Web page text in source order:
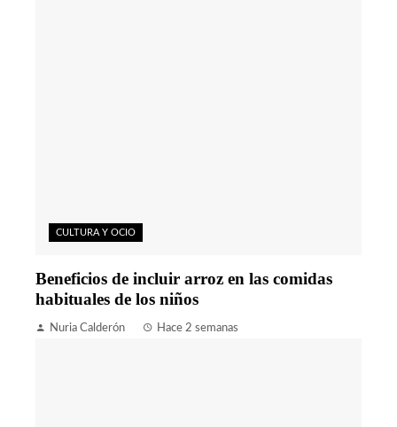
CULTURA Y OCIO
Beneficios de incluir arroz en las comidas
habituales de los niños
Nuria Calderón Hace 2 semanas